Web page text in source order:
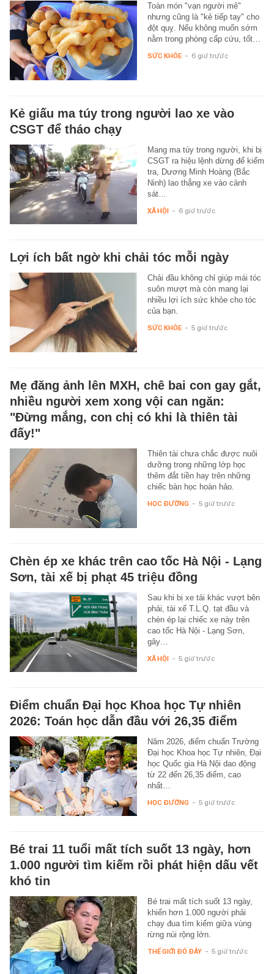
Toàn món "vạn người mê"
nhưng cũng là "kẻ tiếp tay" cho
đột quỵ. Nếu không muốn sớm
nằm trong phòng cấp cứu, tốt…
SỨC KHỎE - 6 giờ trước
Kẻ giấu ma túy trong người lao xe vào
CSGT để tháo chạy
Mang ma túy trong người, khi bị
CSGT ra hiệu lệnh dừng để kiểm
tra, Dương Minh Hoàng (Bắc
Ninh) lao thẳng xe vào cảnh
sát…
XÃ HỘI - 6 giờ trước
Lợi ích bất ngờ khi chải tóc mỗi ngày
Chải đầu không chỉ giúp mái tóc
suôn mượt mà còn mang lại
nhiều lợi ích sức khỏe cho tóc
của bạn.
SỨC KHỎE - 5 giờ trước
Mẹ đăng ảnh lên MXH, chê bai con gay gắt,
nhiều người xem xong vội can ngăn:
"Đừng mắng, con chị có khi là thiên tài
đấy!"
Thiên tài chưa chắc được nuôi
dưỡng trong những lớp học
thêm đắt tiền hay trên những
chiếc bàn học hoàn hảo.
HỌC ĐƯỜNG - 5 giờ trước
Chèn ép xe khác trên cao tốc Hà Nội - Lạng
Sơn, tài xế bị phạt 45 triệu đồng
Sau khi bị xe tải khác vượt bên
phải, tài xế T.L.Q. tạt đầu và
chèn ép lại chiếc xe này trên
cao tốc Hà Nội - Lạng Sơn,
gây…
XÃ HỘI - 5 giờ trước
Điểm chuẩn Đại học Khoa học Tự nhiên
2026: Toán học dẫn đầu với 26,35 điểm
Năm 2026, điểm chuẩn Trường
Đại học Khoa học Tự nhiên, Đại
học Quốc gia Hà Nội dao động
từ 22 đến 26,35 điểm, cao
nhất…
HỌC ĐƯỜNG - 5 giờ trước
Bé trai 11 tuổi mất tích suốt 13 ngày, hơn
1.000 người tìm kiếm rồi phát hiện dấu vết
khó tin
Bé trai mất tích suốt 13 ngày,
khiến hơn 1.000 người phải
chạy đua tìm kiếm giữa vùng
rừng núi rộng lớn.
THẾ GIỚI ĐÓ ĐÂY - 5 giờ trước